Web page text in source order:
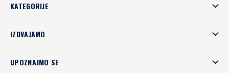
KATEGORIJE
IZDVAJAMO
UPOZNAJMO SE